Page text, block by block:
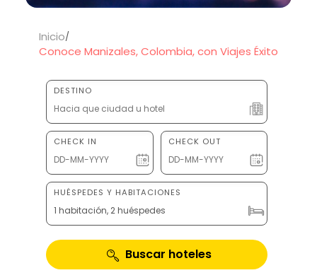
Inicio
Conoce Manizales, Colombia, con Viajes Éxito
DESTINO
CHECK IN CHECK OUT
HUÉSPEDES Y HABITACIONES
1 habitación, 2 huéspedes
Buscar hoteles